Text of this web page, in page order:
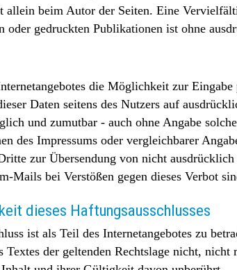
allein beim Autor der Seiten. Eine
oder gedruckten Publikationen ist ohne
die Möglichkeit zur
Daten seitens des Nutzers auf
und zumutbar - auch ohne Angabe
des Impressums oder vergleichbarer
zur Übersendung von nicht
Mails bei Verstößen gegen dieses Verbot
dieses Haftungsausschlusses
ist als Teil des Internetangebotes zu
Textes der geltenden Rechtslage nicht,